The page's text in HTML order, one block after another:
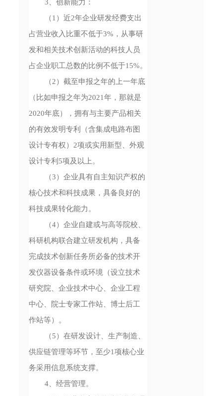
3、创新能力：
（1）近2年企业研发经费支出
占营业收入比重不低于3%，从事研
发和相关技术创新活动的科技人员
占企业职工总数的比例不低于15%。
（2）截至申报之年的上一年底
（比如申报之年为2021年，那就是
2020年底），拥有与主要产品相关
的有效发明专利（含集成电路布图
设计专有权）2项或实用新型、外观
设计专利5项及以上。
（3）企业具有自主知识产权的
核心技术和科技成果，具备良好的
科技成果转化能力。
（4）企业自建或与高等院校、
科研机构联合建立研发机构，具备
完成技术创新任务所必备的技术开
发仪器设备条件或环境（设立技术
研究院、企业技术中心、企业工程
中心、院士专家工作站、博士后工
作站等）。
（5）在研发设计、生产制造、
供应链管理等环节，至少1项核心业
务采用信息系统支撑。
4、经营管理。